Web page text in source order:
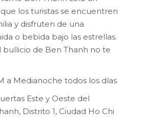
los turistas se encuentren
y disfruten de una
o bebida bajo las estrellas.
bullicio de Ben Thanh no te
a Medianoche todos los días
Este y Oeste del
Distrito 1, Ciudad Ho Chi